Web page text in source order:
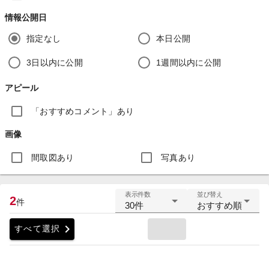
情報公開日
指定なし 本日公開
3日以内に公開 1週間以内に公開
アピール
「おすすめコメント」あり
画像
間取図あり 写真あり
2件
表示件数
30件
並び替え
おすすめ順
すべて選択 chevron_right